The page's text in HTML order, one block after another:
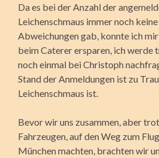
Da es bei der Anzahl der
Leichenschmaus immer noch
Abweichungen gab, konnte ich
beim Caterer er­sparen, ich werde
noch einmal bei Christoph
Stand der Anmeldungen ist zu
Leichenschmaus ist.
Bevor wir uns zusammen, aber
Fahr­zeugen, auf den Weg zum
München machten, brachten wir